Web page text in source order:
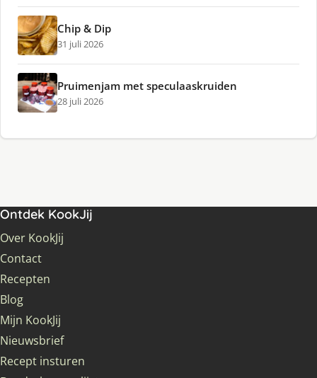
Chip & Dip
31 juli 2026
Pruimenjam met speculaaskruiden
28 juli 2026
Ontdek KookJij
Over KookJij
Contact
Recepten
Blog
Mijn KookJij
Nieuwsbrief
Recept insturen